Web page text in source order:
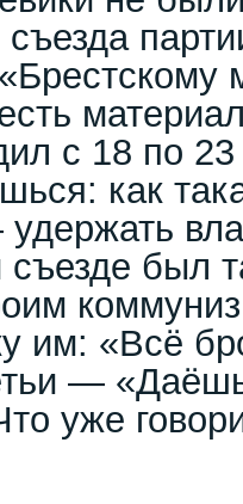
съезда
с 18 по
как
съезде был
им: «Всё
—
уже